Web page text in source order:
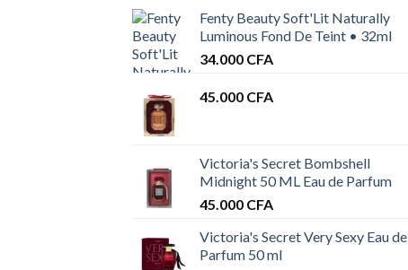
Fenty Beauty Soft'Lit Naturally
Luminous Fond De Teint • 32ml
34.000 CFA
45.000 CFA
Victoria's Secret Bombshell
Midnight 50 ML Eau de Parfum
45.000 CFA
Victoria's Secret Very Sexy Eau de
Parfum 50 ml